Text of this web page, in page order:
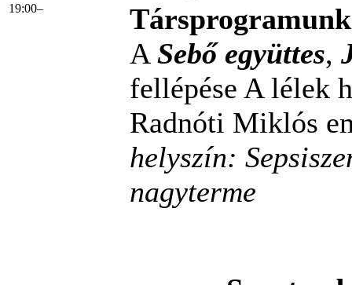
19:00–
Társprogramunk
A Sebő együttes,
fellépése A lélek
Radnóti Miklós
helyszín:
nagyterme